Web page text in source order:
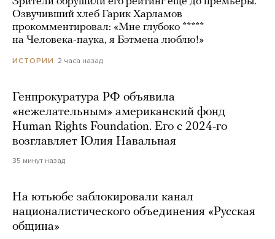
Озвучивший хлеб Гарик Харламов
прокомментировал: «Мне глубоко *****
на Человека-паука, я Бэтмена люблю!»
ИСТОРИИ 2 часа назад
Генпрокуратура РФ объявила
«нежелательным» американский фонд
Human Rights Foundation. Его с 2024-го
возглавляет Юлия Навальная
35 минут назад
На ютьюбе заблокировали канал
националистического объединения «Русская
община»